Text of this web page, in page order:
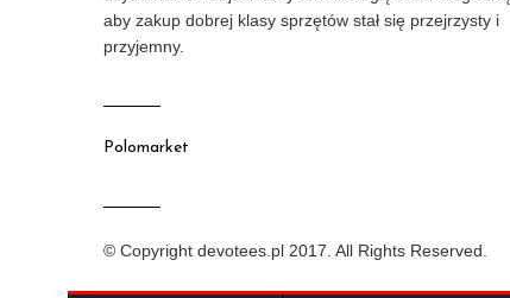
aby zakup dobrej klasy sprzętów stał się przejrzysty i
przyjemny.
Polomarket
© Copyright devotees.pl 2017. All Rights Reserved.